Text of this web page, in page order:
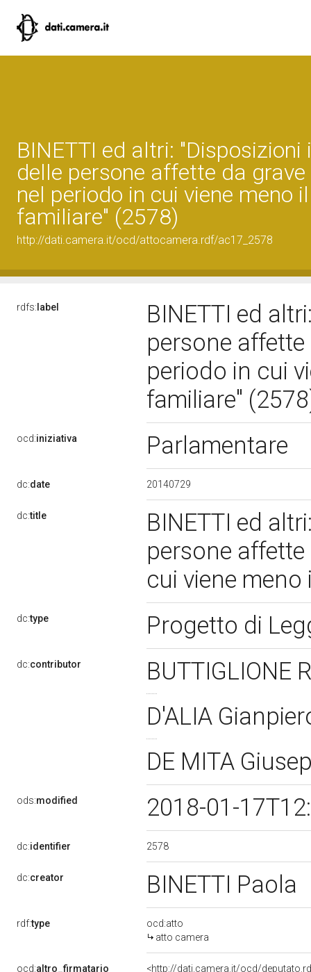
BINETTI ed altri: "Disposizioni
delle persone affette da
nel periodo in cui viene meno
familiare" (2578)
http://dati.camera.it/ocd/attocamera.rdf/ac17_2578
rdfs: label
BINETTI ed
persone
periodo in cui
familiare"
ocd:iniziativa Parlamentare
dc:date 20140729
dc:title
BINETTI ed
persone
cui viene
dc:type Progetto di
dc:contributor
BUTTIGLIONE
D'ALIA
DE MITA
ods:modified 2018-01-
dc:identifier 2578
dc:creator BINETTI Paola
rdf:type
ocd:atto
atto camera
ocd:altro_firmatario
<http://dati.camera.it/ocd/